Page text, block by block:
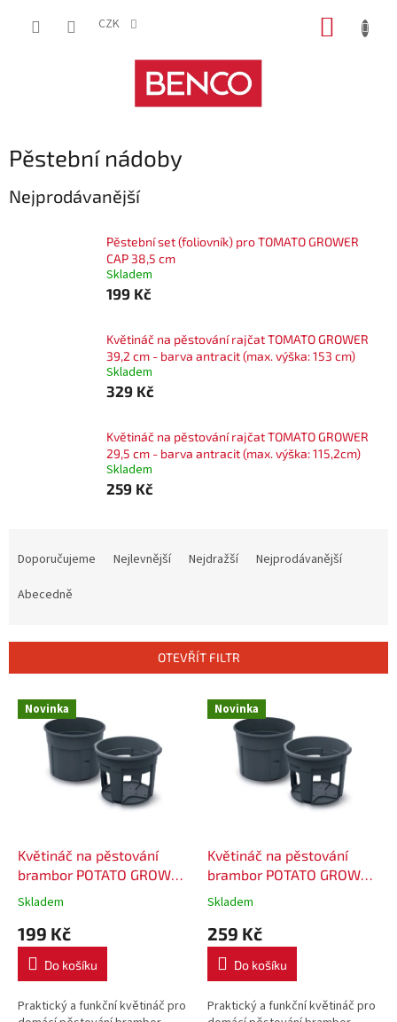
CZK
Pěstební nádoby
Nejprodávanější
Pěstební set (foliovník) pro TOMATO GROWER
CAP 38,5 cm
Skladem
199 Kč
Květináč na pěstování rajčat TOMATO GROWER
39,2 cm - barva antracit (max. výška: 153 cm)
Skladem
329 Kč
Květináč na pěstování rajčat TOMATO GROWER
29,5 cm - barva antracit (max. výška: 115,2cm)
Skladem
259 Kč
r
Doporučujeme Nejlevnější Nejdražší
Nejprodávanější
Abecedně
OTEVŘÍT FILTR
V Novinka
Květináč na pěstování
brambor POTATO GROWER
29,5 cm - barva antracit
Skladem
199 Kč
Do košíku
Praktický a funkční květináč pro
Novinka
Květináč na pěstování
brambor POTATO GROWER
39,2 cm - barva antracit
Skladem
259 Kč
Do košíku
Praktický a funkční květináč pro